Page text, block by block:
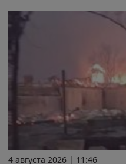
4 августа 2026 | 11:46